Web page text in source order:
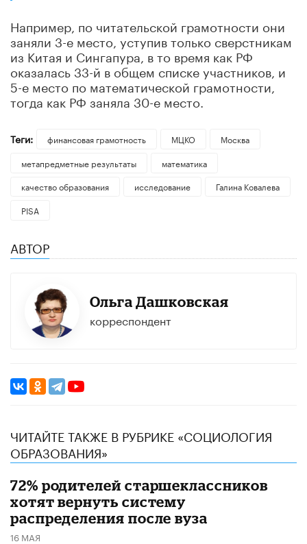
Например, по читательской грамотности они
заняли 3-е место, уступив только сверстникам
из Китая и Сингапура, в то время как РФ
оказалась 33-й в общем списке участников, и
5-е место по математической грамотности,
тогда как РФ заняла 30-е место.
Теги: финансовая грамотность МЦКО
Москва
метапредметные результаты
математика
качество образования
исследование
Галина Ковалева
PISA
АВТОР
Ольга Дашковская
корреспондент
ЧИТАЙТЕ ТАКЖЕ В РУБРИКЕ «CОЦИОЛОГИЯ
ОБРАЗОВАНИЯ»
72% родителей старшеклассников
хотят вернуть систему
распределения после вуза
16 МАЯ